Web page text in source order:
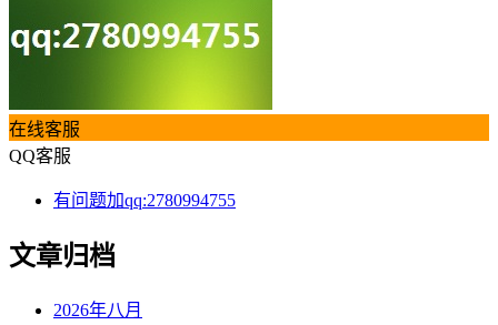
在线客服
QQ客服
有问题加qq:2780994755
文章归档
2026年八月